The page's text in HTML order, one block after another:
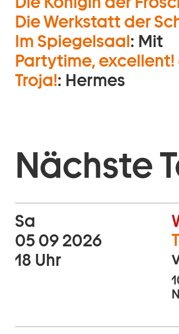
Die Werkstatt der
Im Spiegelsaal: Mit
Partytime, excellent!
Troja!: Hermes
Nächste
Sa
05 09 2026
18 Uhr